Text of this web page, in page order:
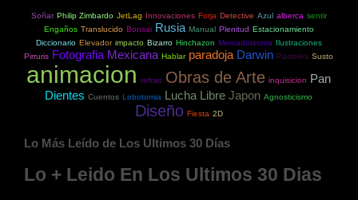
Soñar Philip Zimbardo JetLag Innovaciones Forja Detective Azul alberca sentir
Engaños Translucido Bonsai Rusia Manual Plenitud Estacionamiento
Diccionario Elevador impacto Bizarro Hinchazon Mercadotecnia Ilustraciones
Pirruris Fotografia Mexicana Hablar paradoja Darwin Pasteles Susto
animacion refran Obras de Arte inquisicion Pan
Dientes Cuentos Lobotomia Lucha Libre Japon Agnosticismo
Diseño Fiesta 2D
Lo Más Leído de Los Ultimos 30 Días
Lo + Leido En Los Ultimos 30 Dias